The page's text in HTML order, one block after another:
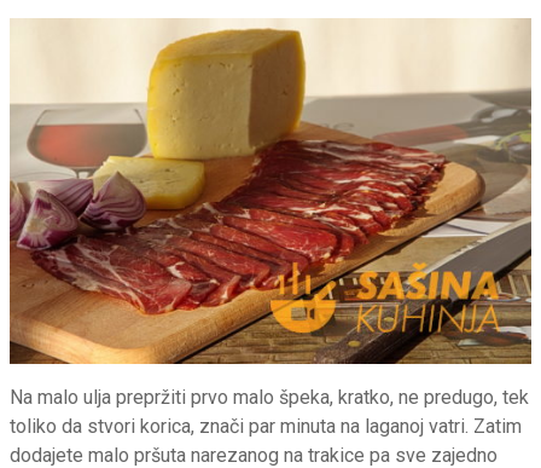
Na malo ulja prepržiti prvo malo špeka, kratko, ne predugo, tek
toliko da stvori korica, znači par minuta na laganoj vatri. Zatim
dodajete malo pršuta narezanog na trakice pa sve zajedno